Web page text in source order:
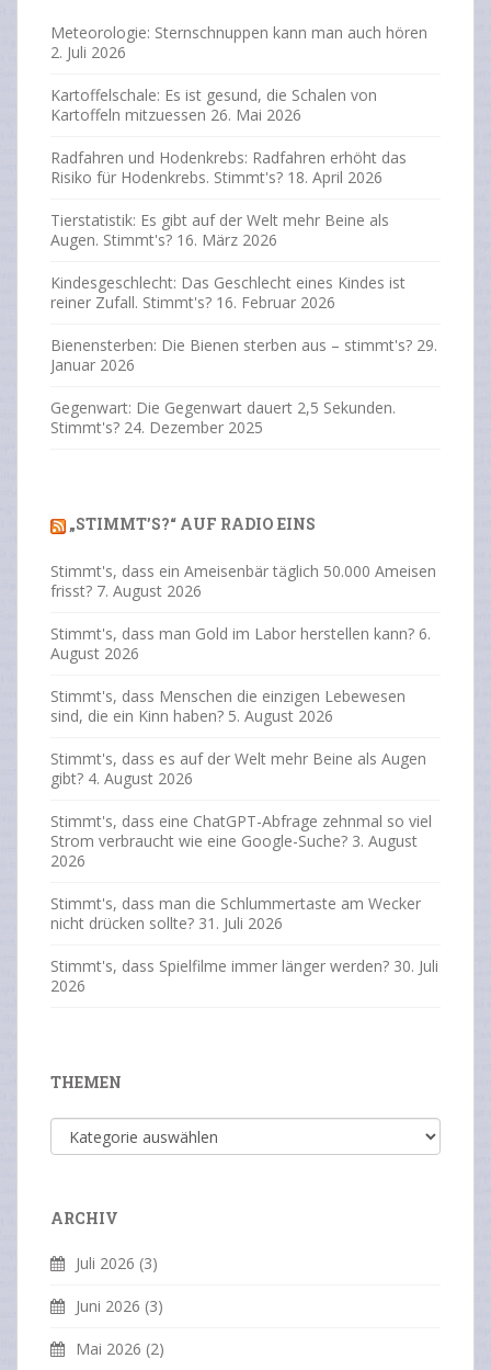
Meteorologie: Sternschnuppen kann man auch hören
2. Juli 2026
Kartoffelschale: Es ist gesund, die Schalen von
Kartoffeln mitzuessen 26. Mai 2026
Radfahren und Hodenkrebs: Radfahren erhöht das
Risiko für Hodenkrebs. Stimmt's? 18. April 2026
Tierstatistik: Es gibt auf der Welt mehr Beine als
Augen. Stimmt's? 16. März 2026
Kindesgeschlecht: Das Geschlecht eines Kindes ist
reiner Zufall. Stimmt's? 16. Februar 2026
Bienensterben: Die Bienen sterben aus – stimmt's? 29.
Januar 2026
Gegenwart: Die Gegenwart dauert 2,5 Sekunden.
Stimmt's? 24. Dezember 2025
„STIMMT’S?“ AUF RADIO EINS
Stimmt's, dass ein Ameisenbär täglich 50.000 Ameisen
frisst? 7. August 2026
Stimmt's, dass man Gold im Labor herstellen kann? 6.
August 2026
Stimmt's, dass Menschen die einzigen Lebewesen
sind, die ein Kinn haben? 5. August 2026
Stimmt's, dass es auf der Welt mehr Beine als Augen
gibt? 4. August 2026
Stimmt's, dass eine ChatGPT-Abfrage zehnmal so viel
Strom verbraucht wie eine Google-Suche? 3. August
2026
Stimmt's, dass man die Schlummertaste am Wecker
nicht drücken sollte? 31. Juli 2026
Stimmt's, dass Spielfilme immer länger werden? 30. Juli
2026
THEMEN
Themen
ARCHIV
Juli 2026 (3)
Juni 2026 (3)
Mai 2026 (2)